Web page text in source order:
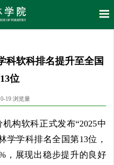
科软科排名提升至全国
位
19 浏览量
构软科正式发布“2025中
学学科排名全国第13位，
，展现出稳步提升的良好